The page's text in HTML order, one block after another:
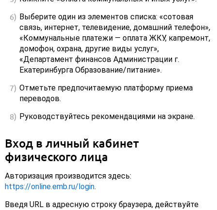
Выберите один из элементов списка: «сотовая
связь, интернет, телевидение, домашний телефон»,
«Коммунальные платежи — оплата ЖКУ, капремонт,
домофон, охрана, другие виды услуг»,
«Департамент финансов Администрации г.
Екатеринбурга Образование/питание».
Отметьте предпочитаемую платформу приема
переводов.
Руководствуйтесь рекомендациями на экране.
Вход в личный кабинет
физического лица
Авторизация производится здесь:
https://online.emb.ru/login.
Введя URL в адресную строку браузера, действуйте